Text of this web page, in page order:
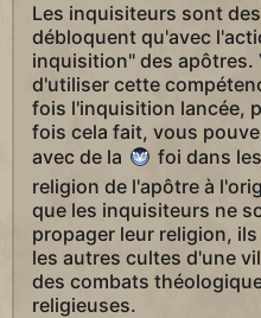
Les inquisiteurs sont
débloquent qu'avec
inquisition" des apôtres.
d'utiliser cette
fois l'inquisition lancée,
fois cela fait, vous
avec de la
foi dans
religion de l'apôtre à
que les inquisiteurs ne
propager leur religion,
les autres cultes d'une
des combats
religieuses.